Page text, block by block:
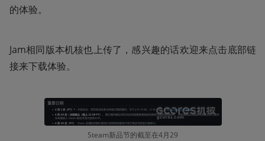
的体验。
Jam相同版本机核也上传了，感兴趣的话欢迎来点击底部链
接来下载体验。
Steam新品节的截至在4月29